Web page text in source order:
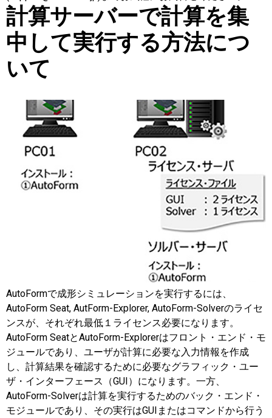
計算サーバーで計算を集
中して実行する方法につ
いて
AutoFormで成形シミュレーションを実行するには、
AutoForm Seat, AutForm-Explorer, AutoForm-Solverのライセ
ンスが、それぞれ最低１ライセンス必要になります。
AutoForm SeatとAutoForm-Explorerはフロント・エンド・モ
ジュールであり、ユーザが計算に必要な入力情報を作成
し、計算結果を確認するために必要なグラフィック・ユー
ザ・インターフェース（GUI）になります。一方、
AutoForm-Solverは計算を実行するためのバック・エンド・
モジュールであり、その実行はGUIまたはコマンドから行う